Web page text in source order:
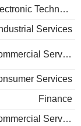
Electronic Technology
Services
Commercial Services
Services
Finance
Commercial Services